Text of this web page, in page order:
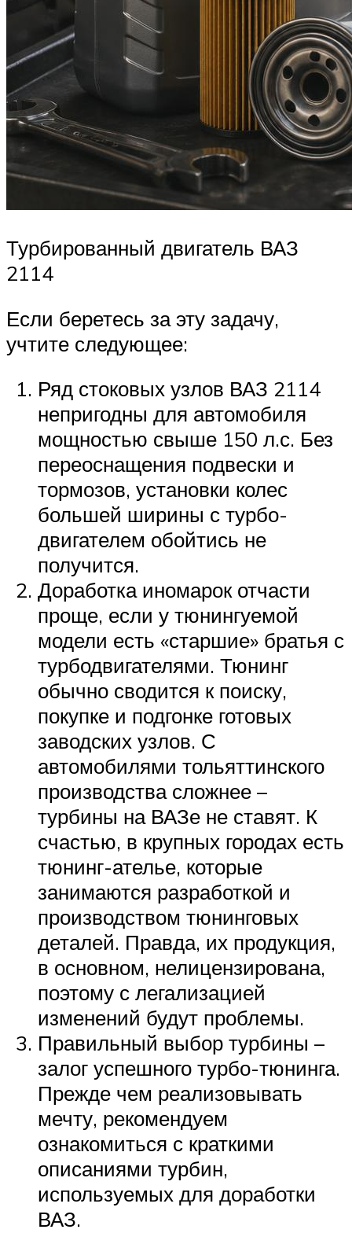
Турбированный двигатель ВАЗ
2114
Если беретесь за эту задачу,
учтите следующее:
Ряд стоковых узлов ВАЗ 2114
непригодны для автомобиля
мощностью свыше 150 л.с. Без
переоснащения подвески и
тормозов, установки колес
большей ширины с турбо-
двигателем обойтись не
получится.
Доработка иномарок отчасти
проще, если у тюнингуемой
модели есть «старшие» братья с
турбодвигателями. Тюнинг
обычно сводится к поиску,
покупке и подгонке готовых
заводских узлов. С
автомобилями тольяттинского
производства сложнее –
турбины на ВАЗе не ставят. К
счастью, в крупных городах есть
тюнинг-ателье, которые
занимаются разработкой и
производством тюнинговых
деталей. Правда, их продукция,
в основном, нелицензирована,
поэтому с легализацией
изменений будут проблемы.
Правильный выбор турбины –
залог успешного турбо-тюнинга.
Прежде чем реализовывать
мечту, рекомендуем
ознакомиться с краткими
описаниями турбин,
используемых для доработки
ВАЗ.